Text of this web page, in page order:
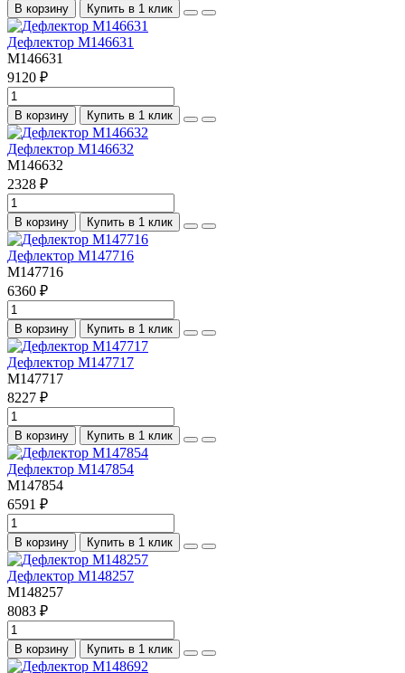
В корзину Купить в 1 клик
Дефлектор M146631
M146631
9120 ₽
В корзину Купить в 1 клик
Дефлектор M146632
M146632
2328 ₽
В корзину Купить в 1 клик
Дефлектор M147716
M147716
6360 ₽
В корзину Купить в 1 клик
Дефлектор M147717
M147717
8227 ₽
В корзину Купить в 1 клик
Дефлектор M147854
M147854
6591 ₽
В корзину Купить в 1 клик
Дефлектор M148257
M148257
8083 ₽
В корзину Купить в 1 клик